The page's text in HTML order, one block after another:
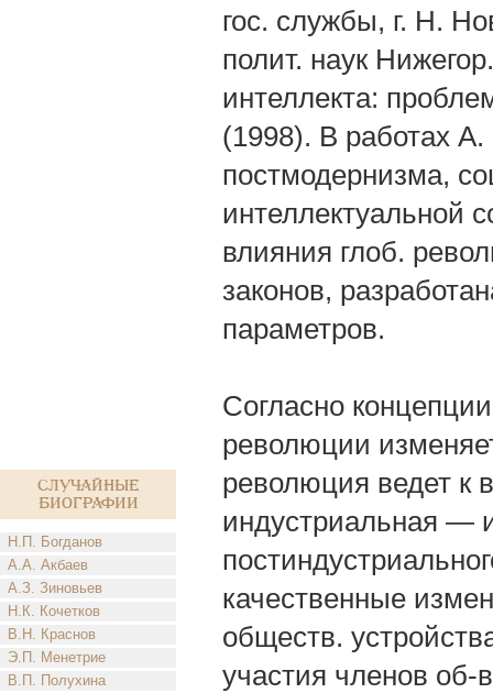
Случайные
биографии
Н.П. Богданов
А.А. Акбаев
А.З. Зиновьев
Н.К. Кочетков
В.Н. Краснов
Э.П. Менетрие
В.П. Полухина
гос. службы, г. Н.
полит. наук
интеллекта:
(1998). В работах
постмодернизма,
интеллектуальной
влияния глоб.
законов,
параметров.
Согласно
революции
революция ведет к
индустриальная —
качественные
обществ.
участия членов об-